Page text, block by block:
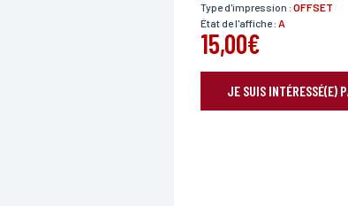
Type d'impression : OFFSET
État de l'affiche : A
15,00€
JE SUIS INTÉRESSÉ(E)